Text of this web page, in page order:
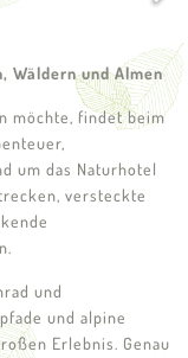
Wäldern und Almen
möchte, findet beim
um das Naturhotel
versteckte
und
und alpine
Erlebnis. Genau